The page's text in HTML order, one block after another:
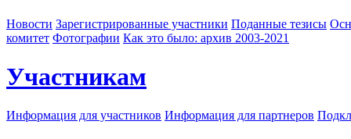
Новости Зарегистрированные участники Поданные тезисы
комитет Фотографии Как это было: архив 2003-2021
Участникам
Информация для участников Информация для партнеров